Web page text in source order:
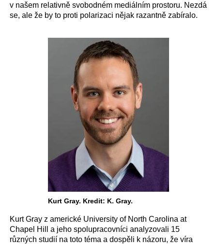
v našem relativně svobodném mediálním prostoru. Nezdá
se, ale že by to proti polarizaci nějak razantně zabíralo.
Kurt Gray. Kredit: K. Gray.
Kurt Gray z americké University of North Carolina at
Chapel Hill a jeho spolupracovníci analyzovali 15
různých studií na toto téma a dospěli k názoru, že víra